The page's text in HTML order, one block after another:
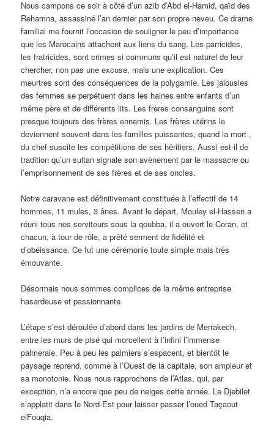
Nous campons ce soir à côté d’un azib d’Abd el-Hamid, qaïd des
Rehamna, assassiné l’an dernier par son propre neveu. Ce drame
familial me fournit l’occasion de souligner le peu d’importance
que les Marocains attachent aux liens du sang. Les parricides,
les fratricides, sont crimes si communs qu’il est naturel de leur
chercher, non pas une excuse, mais une explication. Ces
meurtres sont des conséquences de la polygamie. Les jalousies
des femmes se perpétuent dans les haines entre enfants d’un
même père et de différents lits. Les frères consanguins sont
presque toujours des frères ennemis. Les frères utérins le
deviennent souvent dans les familles puissantes, quand la mort ,
du chef suscite les compétitions de ses héritiers. Aussi est-il de
tradition qu’un sultan signale son avènement par le massacre ou
l’emprisonnement de ses frères et de ses oncles.
Notre caravane est définitivement constituée à l’effectif de 14
hommes, 11 mules, 3 ânes. Avant le départ, Mouley el-Hassen a
réuni tous nos serviteurs sous la qoubba, il a ouvert le Coran, et
chacun, à tour de rôle, a prêté serment de fidélité et
d’obéissance. Ce fut une cérémonie toute simple mais très
émouvante.
Désormais nous sommes complices de la même entreprise
hasardeuse et passionnante.
L’étape s’est déroulée d’abord dans les jardins de Merrakech,
entre les murs de pisé qui morcellent à l’infini l’immense
palmeraie. Peu à peu les palmiers s’espacent, et bientôt le
paysage reprend, comme à l’Ouest de la capitale, son ampleur et
sa monotonie. Nous nous rapprochons de l’Atlas, qui, par
exception, n’a encore que peu de neiges cette année. Le Djebilet
s’applatit dans le Nord-Est pour laisser passer l’oued Taçaout
elFouqia.